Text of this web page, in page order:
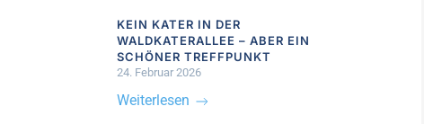
KEIN KATER IN DER
WALDKATERALLEE – ABER EIN
SCHÖNER TREFFPUNKT
24. Februar 2026
Weiterlesen